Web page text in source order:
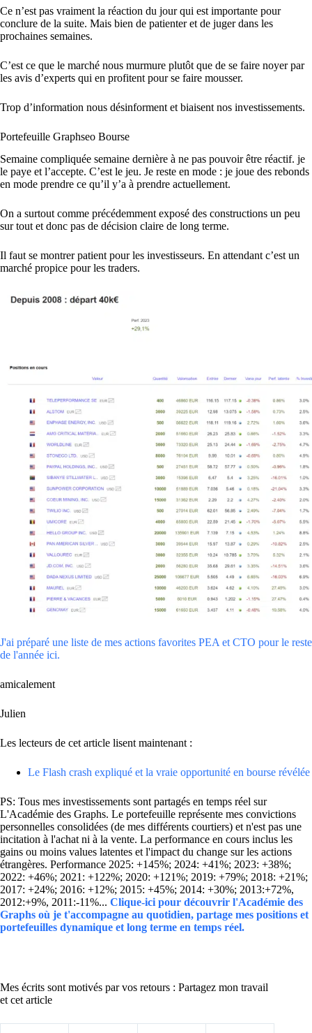
Ce n’est pas vraiment la réaction du jour qui est importante pour
conclure de la suite. Mais bien de patienter et de juger dans les
prochaines semaines.
C’est ce que le marché nous murmure plutôt que de se faire noyer par
les avis d’experts qui en profitent pour se faire mousser.
Trop d’information nous désinforment et biaisent nos investissements.
Portefeuille Graphseo Bourse
Semaine compliquée semaine dernière à ne pas pouvoir être réactif. je
le paye et l’accepte. C’est le jeu. Je reste en mode : je joue des rebonds
en mode prendre ce qu’il y’a à prendre actuellement.
On a surtout comme précédemment exposé des constructions un peu
sur tout et donc pas de décision claire de long terme.
Il faut se montrer patient pour les investisseurs. En attendant c’est un
marché propice pour les traders.
J'ai préparé une liste de mes actions favorites PEA et CTO pour le reste
de l'année ici.
amicalement
Julien
Les lecteurs de cet article lisent maintenant :
Le Flash crash expliqué et la vraie opportunité en bourse révélée
PS: Tous mes investissements sont partagés en temps réel sur
L'Académie des Graphs. Le portefeuille représente mes convictions
personnelles consolidées (de mes différents courtiers) et n'est pas une
incitation à l'achat ni à la vente. La performance en cours inclus les
gains ou moins values latentes et l'impact du change sur les actions
étrangères. Performance 2025: +145%; 2024: +41%; 2023: +38%;
2022: +46%; 2021: +122%; 2020: +121%; 2019: +79%; 2018: +21%;
2017: +24%; 2016: +12%; 2015: +45%; 2014: +30%; 2013:+72%,
2012:+9%, 2011:-11%... Clique-ici pour découvrir l'Académie des
Graphs où je t'accompagne au quotidien, partage mes positions et
portefeuilles dynamique et long terme en temps réel.
Mes écrits sont motivés par vos retours : Partagez mon travail
et cet article